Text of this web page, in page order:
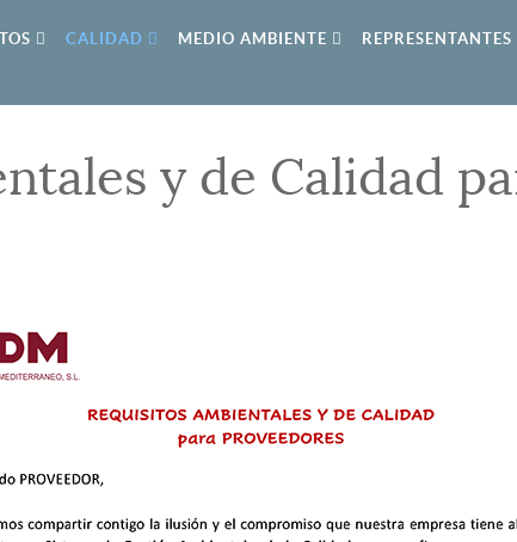
CALIDAD MEDIO AMBIENTE REPRESENTANTES
y de Calidad